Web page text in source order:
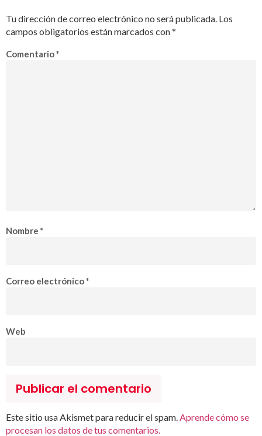
Tu dirección de correo electrónico no será publicada. Los
campos obligatorios están marcados con*
Comentario*
Nombre *
Correo electrónico*
Web
Este sitio usa Akismet para reducir el spam.Aprende cómo se
procesan los datos de tus comentarios.